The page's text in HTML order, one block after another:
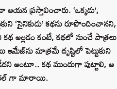
ప్రస్తావించారు. ‘ఒక్కడు’,
‘సైనికుడు’ కథను రూపొందించానని,
అల్లడం కంటే, కథలో నుంచే పాత్రలు
ఇమేజ్‌ను మాత్రమే దృష్టిలో పెట్టుకుని
అంటూ.. కథ ముందుగా పుట్టాలి, ఆ
వైరల్ గా మారాయి.